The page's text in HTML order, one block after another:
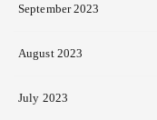
September 2023
August 2023
July 2023